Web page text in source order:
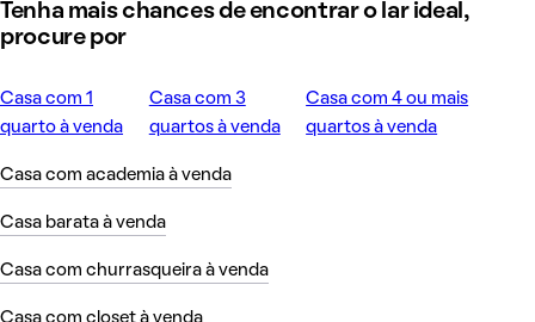
Tenha mais chances de encontrar o lar ideal,
procure por
Casa com 1
quarto à venda
Casa com 3
quartos à venda
Casa com 4 ou mais
quartos à venda
Casa com academia à venda
Casa barata à venda
Casa com churrasqueira à venda